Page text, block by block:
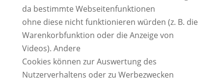
da bestimmte Webseitenfunktionen
ohne diese nicht funktionieren würden (z. B. die
Warenkorbfunktion oder die Anzeige von
Videos). Andere
Cookies können zur Auswertung des
Nutzerverhaltens oder zu Werbezwecken